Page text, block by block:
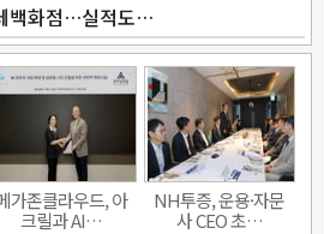
백화점…실적도…
가존클라우드, 아
크릴과 AI…
NH투증, 운용·자문
사 CEO 초…